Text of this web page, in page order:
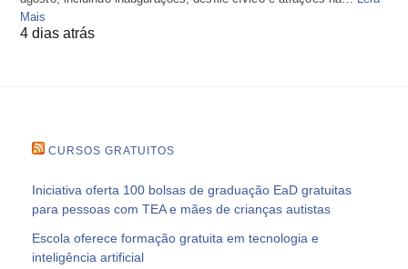
Mais
4 dias atrás
CURSOS GRATUITOS
Iniciativa oferta 100 bolsas de graduação EaD gratuitas
para pessoas com TEA e mães de crianças autistas
Escola oferece formação gratuita em tecnologia e
inteligência artificial